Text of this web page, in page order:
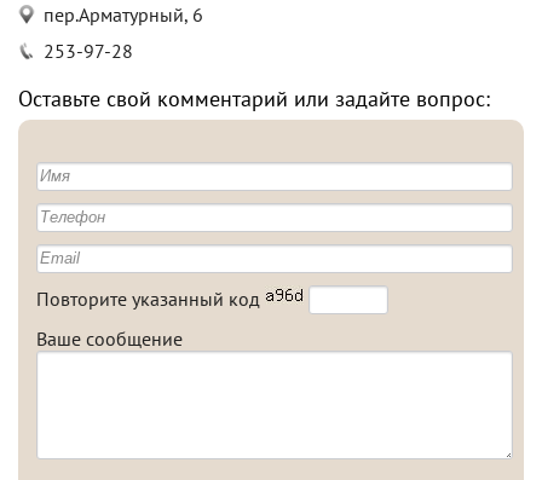
пер.Арматурный, 6
253-97-28
Оставьте свой комментарий или задайте вопрос:
Повторите указанный код
Ваше сообщение